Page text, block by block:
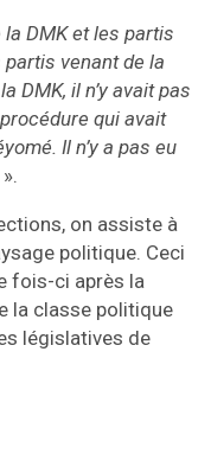
DMK et les partis
venant de la
DMK, il n’y avait pas
qui avait
Il n’y a pas eu
».
on assiste à
politique. Ceci
fois-ci après la
la classe politique
législatives de